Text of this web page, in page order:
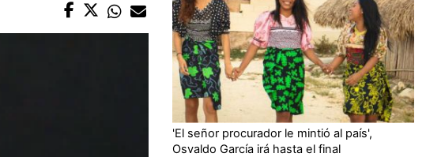
'El señor procurador le mintió al país',
Osvaldo García irá hasta el final